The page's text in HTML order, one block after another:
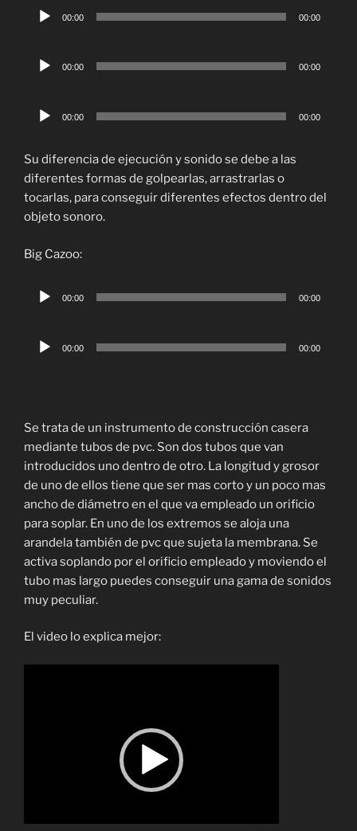
Reproductor
00:00 00:00
Reproductor
00:00 00:00
Reproductor
00:00 00:00
Su diferencia de ejecución y sonido se debe a las
diferentes formas de golpearlas, arrastrarlas o
tocarlas, para conseguir diferentes efectos dentro del
objeto sonoro.
Big Cazoo:
Reproductor
00:00 00:00
Reproductor
00:00 00:00
Se trata de un instrumento de construcción casera
mediante tubos de pvc. Son dos tubos que van
introducidos uno dentro de otro. La longitud y grosor
de uno de ellos tiene que ser mas corto y un poco mas
ancho de diámetro en el que va empleado un orificio
para soplar. En uno de los extremos se aloja una
arandela también de pvc que sujeta la membrana. Se
activa soplando por el orificio empleado y moviendo el
tubo mas largo puedes conseguir una gama de sonidos
muy peculiar.
El video lo explica mejor: